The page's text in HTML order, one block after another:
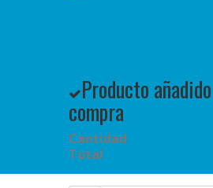
Producto
compra
Cantidad
Total